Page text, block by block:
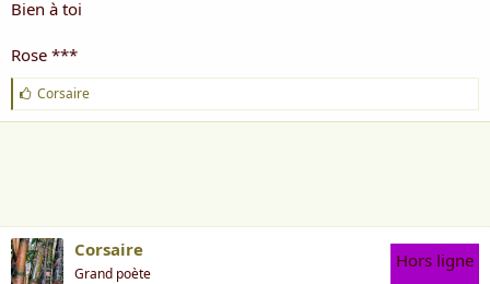
Bien à toi
Rose ***
J
'
a
Corsaire
Corsaire
Grand poète
Hors ligne